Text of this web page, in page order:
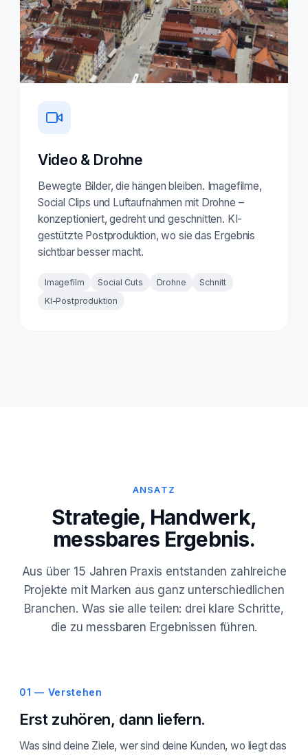
Video & Drohne
Bewegte Bilder, die hängen bleiben. Imagefilme,
Social Clips und Luftaufnahmen mit Drohne –
konzeptioniert, gedreht und geschnitten. KI-
gestützte Postproduktion, wo sie das Ergebnis
sichtbar besser macht.
Imagefilm Social Cuts Drohne
Schnitt
KI-Postproduktion
ANSATZ
Strategie, Handwerk,
messbares Ergebnis.
Aus über 15 Jahren Praxis entstanden zahlreiche
Projekte mit Marken aus ganz unterschiedlichen
Branchen. Was sie alle teilen: drei klare Schritte,
die zu messbaren Ergebnissen führen.
01 — Verstehen
Erst zuhören, dann liefern.
Was sind deine Ziele, wer sind deine Kunden, wo liegt das